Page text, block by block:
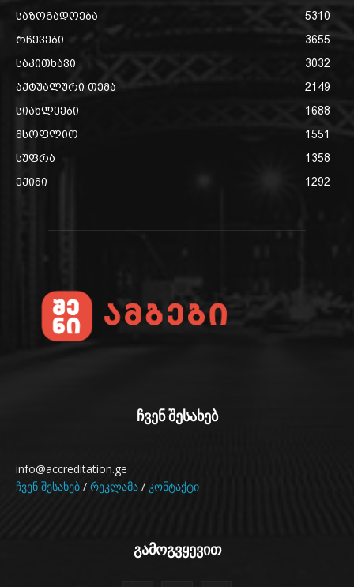
საზოგადოება
5310
რჩევები
3655
საკითხავი
3032
აქტუალური თემა
2149
სიახლეები
1688
მსოფლიო
1551
სუფრა
1358
ექიმი
1292
ჩვენ შესახებ
info@accreditation.ge
ჩვენ შესახებ / რეკლამა / კონტაქტი
გამოგვყევით